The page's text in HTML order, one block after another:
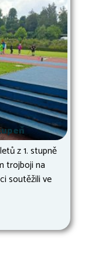
z 1. stupně
trojboji na
soutěžili ve